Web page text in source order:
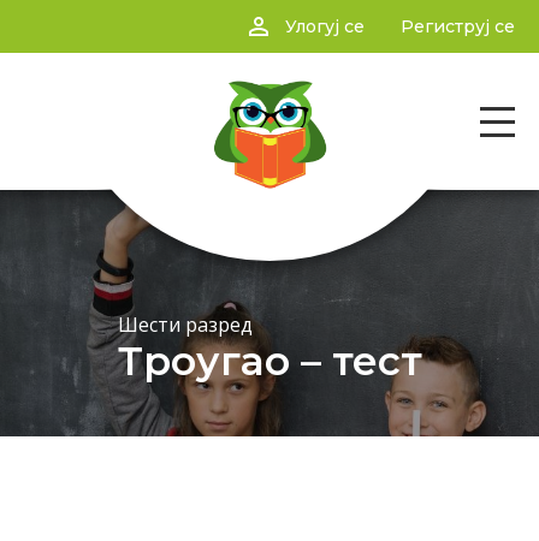
person_outline Улогуј се Региструј се
Шести разред
Троугао – тест